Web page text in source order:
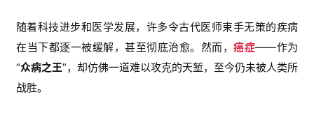
随着科技进步和医学发展，许多令古代医师束手无策的疾病
在当下都逐一被缓解，甚至彻底治愈。然而， 癌症——作为
“众病之王”，却仿佛一道难以攻克的天堑，至今仍未被人类所
战胜。